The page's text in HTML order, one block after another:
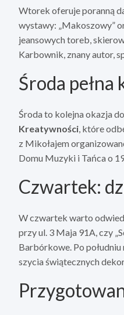
Wtorek oferuje poranną
wystawy: „Makoszowy”
jeansowych toreb,
Karbownik, znany autor,
Środa
Środa to kolejna okazja
Kreatywności, które
z Mikołajem
Domu Muzyki i Tańca o
Czwartek:
W czwartek warto
przy ul. 3 Maja 91A, czy
Barbórkowe. Po
szycia świątecznych